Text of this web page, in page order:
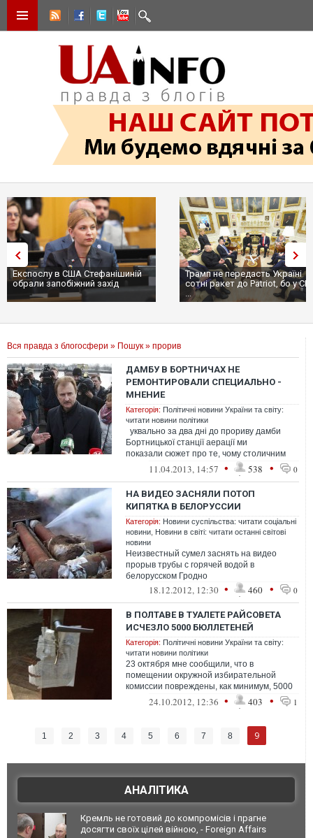
Експослу в США Стефанішиній
обрали запобіжний захід
Трамп не передасть Україні
сотні ракет до Patriot, бо у
...
Вся правда з блогосфери » Пошук » прорив
ДАМБУ В БОРТНИЧАХ НЕ
РЕМОНТИРОВАЛИ СПЕЦИАЛЬНО -
МНЕНИЕ
Категорія: Політичні новини України та світу:
читати новини політики
уквально за два дні до прориву дамби
Бортницької станції аерації ми
показали сюжет про те, чому столичним
чиновникам вигід...
11.04.2013, 14:57 • 538 • 0
НА ВИДЕО ЗАСНЯЛИ ПОТОП
КИПЯТКА В БЕЛОРУССИИ
Категорія: Новини суспільства: читати соціальні
новини Новини в світі: читати останні світові
новини
Неизвестный сумел заснять на видео
прорыв трубы с горячей водой в
белорусском Гродно
18.12.2012, 12:30 • 460 • 0
В ПОЛТАВЕ В ТУАЛЕТЕ РАЙСОВЕТА
ИСЧЕЗЛО 5000 БЮЛЛЕТЕНЕЙ
Категорія: Політичні новини України та світу:
читати новини політики
23 октября мне сообщили, что в
помещении окружной избирательной
комиссии повреждены, как минимум, 5000
избирательных бюллетеней. Повреждения
24.10.2012, 12:36 • 403 • 1
1 2 3 4 5 6 7 8 9
АНАЛІТИКА
Кремль не готовий до компромісів і прагне
досягти своїх цілей війною, - Foreign Affairs